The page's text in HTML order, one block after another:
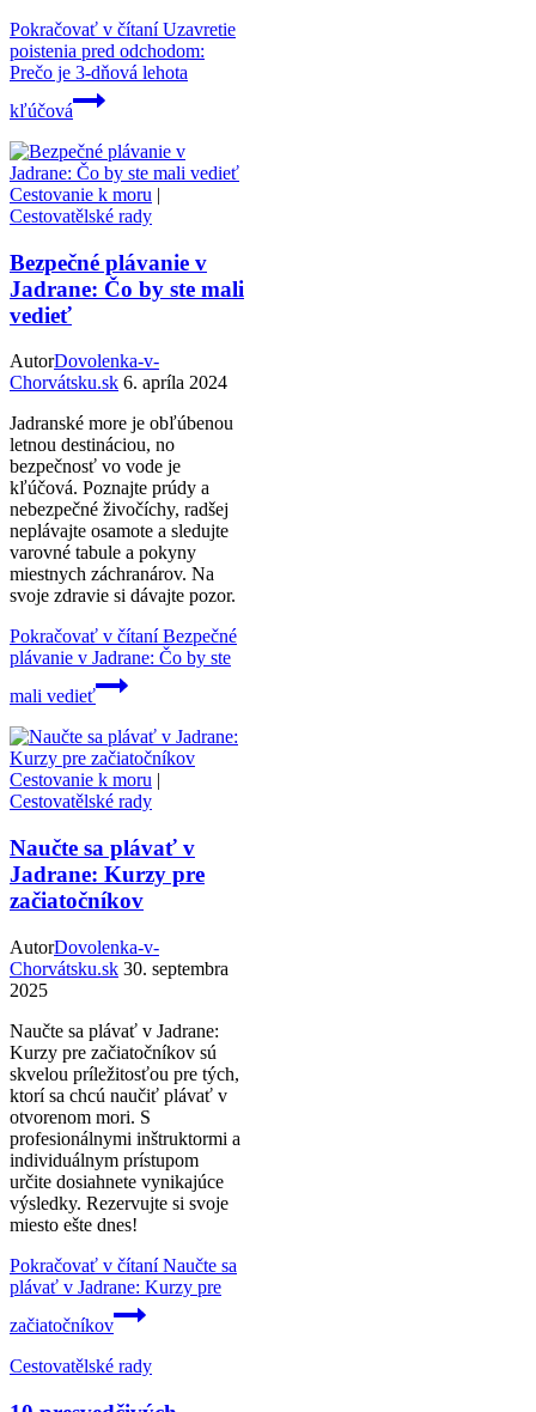
Pokračovať v čítaníUzavretie
poistenia pred odchodom:
Prečo je 3-dňová lehota
kľúčová
Cestovanie k moru |
Cestovatělské rady
Bezpečné plávanie v
Jadrane: Čo by ste mali
vedieť
AutorDovolenka-v-
Chorvátsku.sk 6. apríla 2024
Jadranské more je obľúbenou
letnou destináciou, no
bezpečnosť vo vode je
kľúčová. Poznajte prúdy a
nebezpečné živočíchy, radšej
neplávajte osamote a sledujte
varovné tabule a pokyny
miestnych záchranárov. Na
svoje zdravie si dávajte pozor.
Pokračovať v čítaníBezpečné
plávanie v Jadrane: Čo by ste
mali vedieť
Cestovanie k moru |
Cestovatělské rady
Naučte sa plávať v
Jadrane: Kurzy pre
začiatočníkov
AutorDovolenka-v-
Chorvátsku.sk 30. septembra
2025
Naučte sa plávať v Jadrane:
Kurzy pre začiatočníkov sú
skvelou príležitosťou pre tých,
ktorí sa chcú naučiť plávať v
otvorenom mori. S
profesionálnymi inštruktormi a
individuálnym prístupom
určite dosiahnete vynikajúce
výsledky. Rezervujte si svoje
miesto ešte dnes!
Pokračovať v čítaníNaučte sa
plávať v Jadrane: Kurzy pre
začiatočníkov
Cestovatělské rady